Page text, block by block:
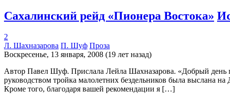
Сахалинский рейд «Пионера Востока»
2
Л. Шахназарова П. Шуф Проза
Воскресенье, 13 января, 2008 (19 лет назад)
Автор Павел Шуф. Прислала Лейла Шахназарова. «Добрый
руководством тройка малолетних бездельников была выслана
Кроме того, благодаря вашей рекомендации я […]